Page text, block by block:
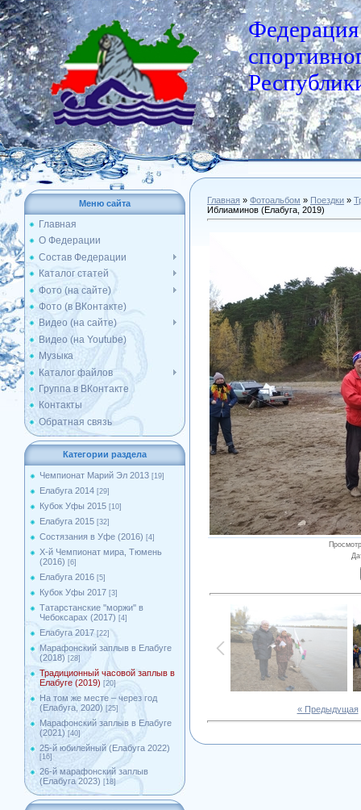
Федерация
Меню сайта
Главная
О Федерации
Состав Федерации
Каталог статей
Фото (на сайте)
Фото (в ВКонтакте)
Видео (на сайте)
Видео (на Youtube)
Музыка
Каталог файлов
Группа в ВКонтакте
Контакты
Обратная связь
Категории раздела
Чемпионат Марий Эл 2013 [19]
Елабуга 2014 [29]
Кубок Уфы 2015 [10]
Елабуга 2015 [32]
Состязания в Уфе (2016) [4]
X-й Чемпионат мира, Тюмень
(2016) [6]
Елабуга 2016 [5]
Кубок Уфы 2017 [3]
Татарстанские ''моржи'' в
Чебоксарах (2017) [4]
Елабуга 2017 [22]
Марафонский заплыв в Елабуге
(2018) [28]
Традиционный часовой заплыв в
Елабуге (2019) [20]
На том же месте – через год
(Елабуга, 2020) [25]
Марафонский заплыв в Елабуге
(2021) [40]
25-й юбилейный (Елабуга 2022)
[16]
26-й марафонский заплыв
(Елабуга 2023) [18]
Главная » Фотоальбом » Поездки »
Иблиаминов (Елабуга, 2019)
« Предыдущая